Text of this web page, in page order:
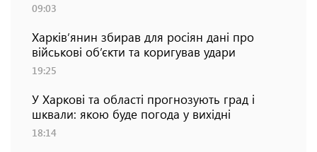
09:03
Харків’янин збирав для росіян дані про
військові об’єкти та коригував удари
19:25
У Харкові та області прогнозують град і
шквали: якою буде погода у вихідні
18:14